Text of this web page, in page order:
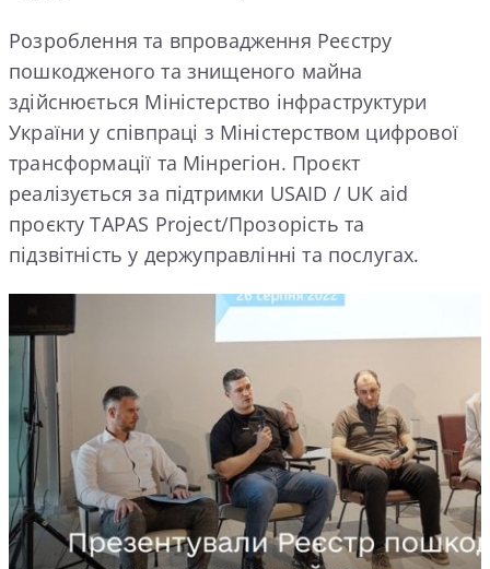
Розроблення та впровадження Реєстру
пошкодженого та знищеного майна
здійснюється Міністерство інфраструктури
України у співпраці з Міністерством цифрової
трансформації та Мінрегіон. Проєкт
реалізується за підтримки USAID / UK aid
проєкту TAPAS Project/Прозорість та
підзвітність у держуправлінні та послугах.